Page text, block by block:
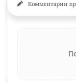
Комментарии